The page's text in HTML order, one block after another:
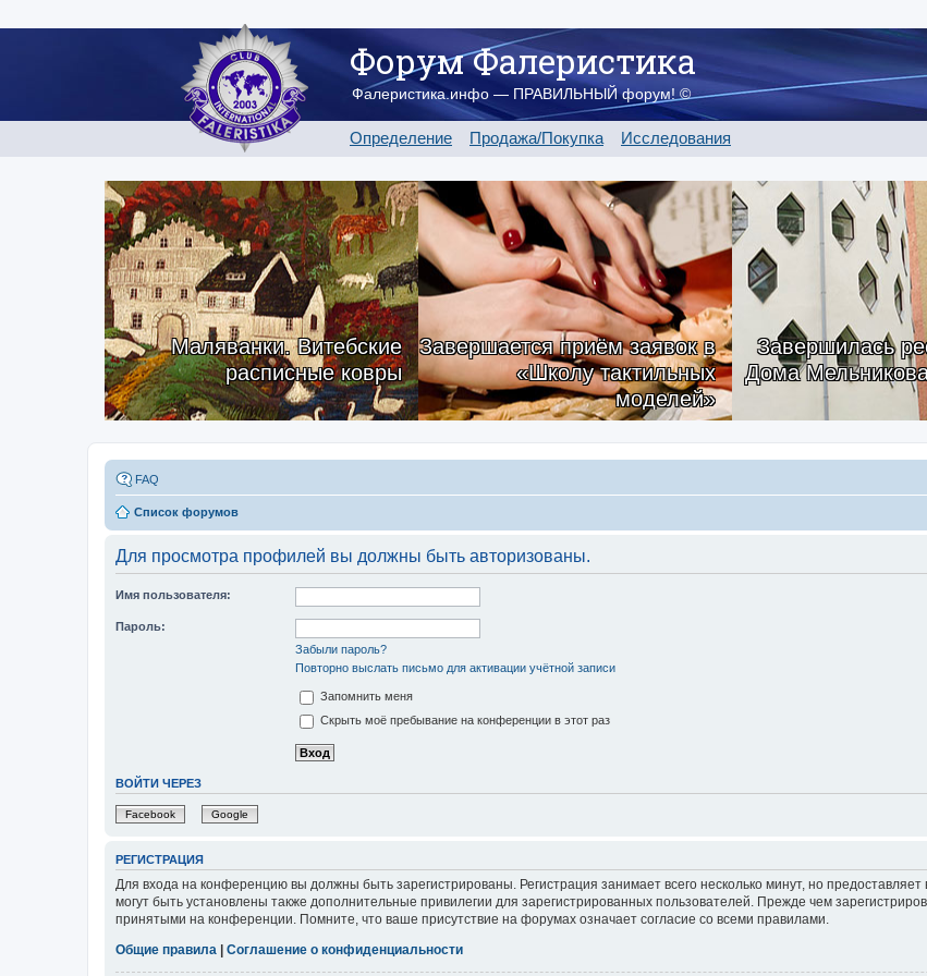
Форум Фалеристика
Фалеристика.инфо — ПРАВИЛЬНЫЙ форум! ©
Определение Продажа/Покупка Исследования
Маляванки. Витебские
расписные ковры
Завершается приём заявок в
«Школу тактильных
моделей»
Завершилась
Дома
FAQ
Список форумов
Для просмотра профилей вы должны быть авторизованы.
Имя пользователя:
Пароль:
Забыли пароль?
Повторно выслать письмо для активации учётной записи
Запомнить меня
Скрыть моё пребывание на конференции в этот раз
ВОЙТИ ЧЕРЕЗ
Facebook Google
РЕГИСТРАЦИЯ
Для входа на конференцию вы должны быть зарегистрированы. Регистрация занимает всего несколько минут, но
могут быть установлены также дополнительные привилегии для зарегистрированных пользователей. Прежде чем
принятыми на конференции. Помните, что ваше присутствие на форумах означает согласие со всеми правилами.
Общие правила
Соглашение о конфиденциальности